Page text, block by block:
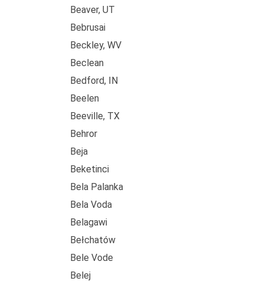
Beaver, UT
Bebrusai
Beckley, WV
Beclean
Bedford, IN
Beelen
Beeville, TX
Behror
Beja
Beketinci
Bela Palanka
Bela Voda
Belagawi
Bełchatów
Bele Vode
Belej